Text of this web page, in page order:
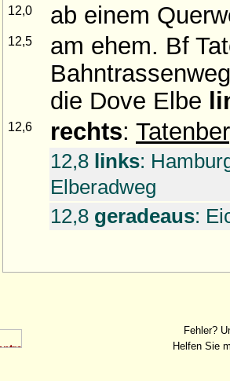
12,0 ab einem
12,5
am ehem. Bf
die Dove Elbe
12,6 rechts:
12,8 links:
Elberadweg
12,8 geradeaus:
Fehler?
Helfen Sie